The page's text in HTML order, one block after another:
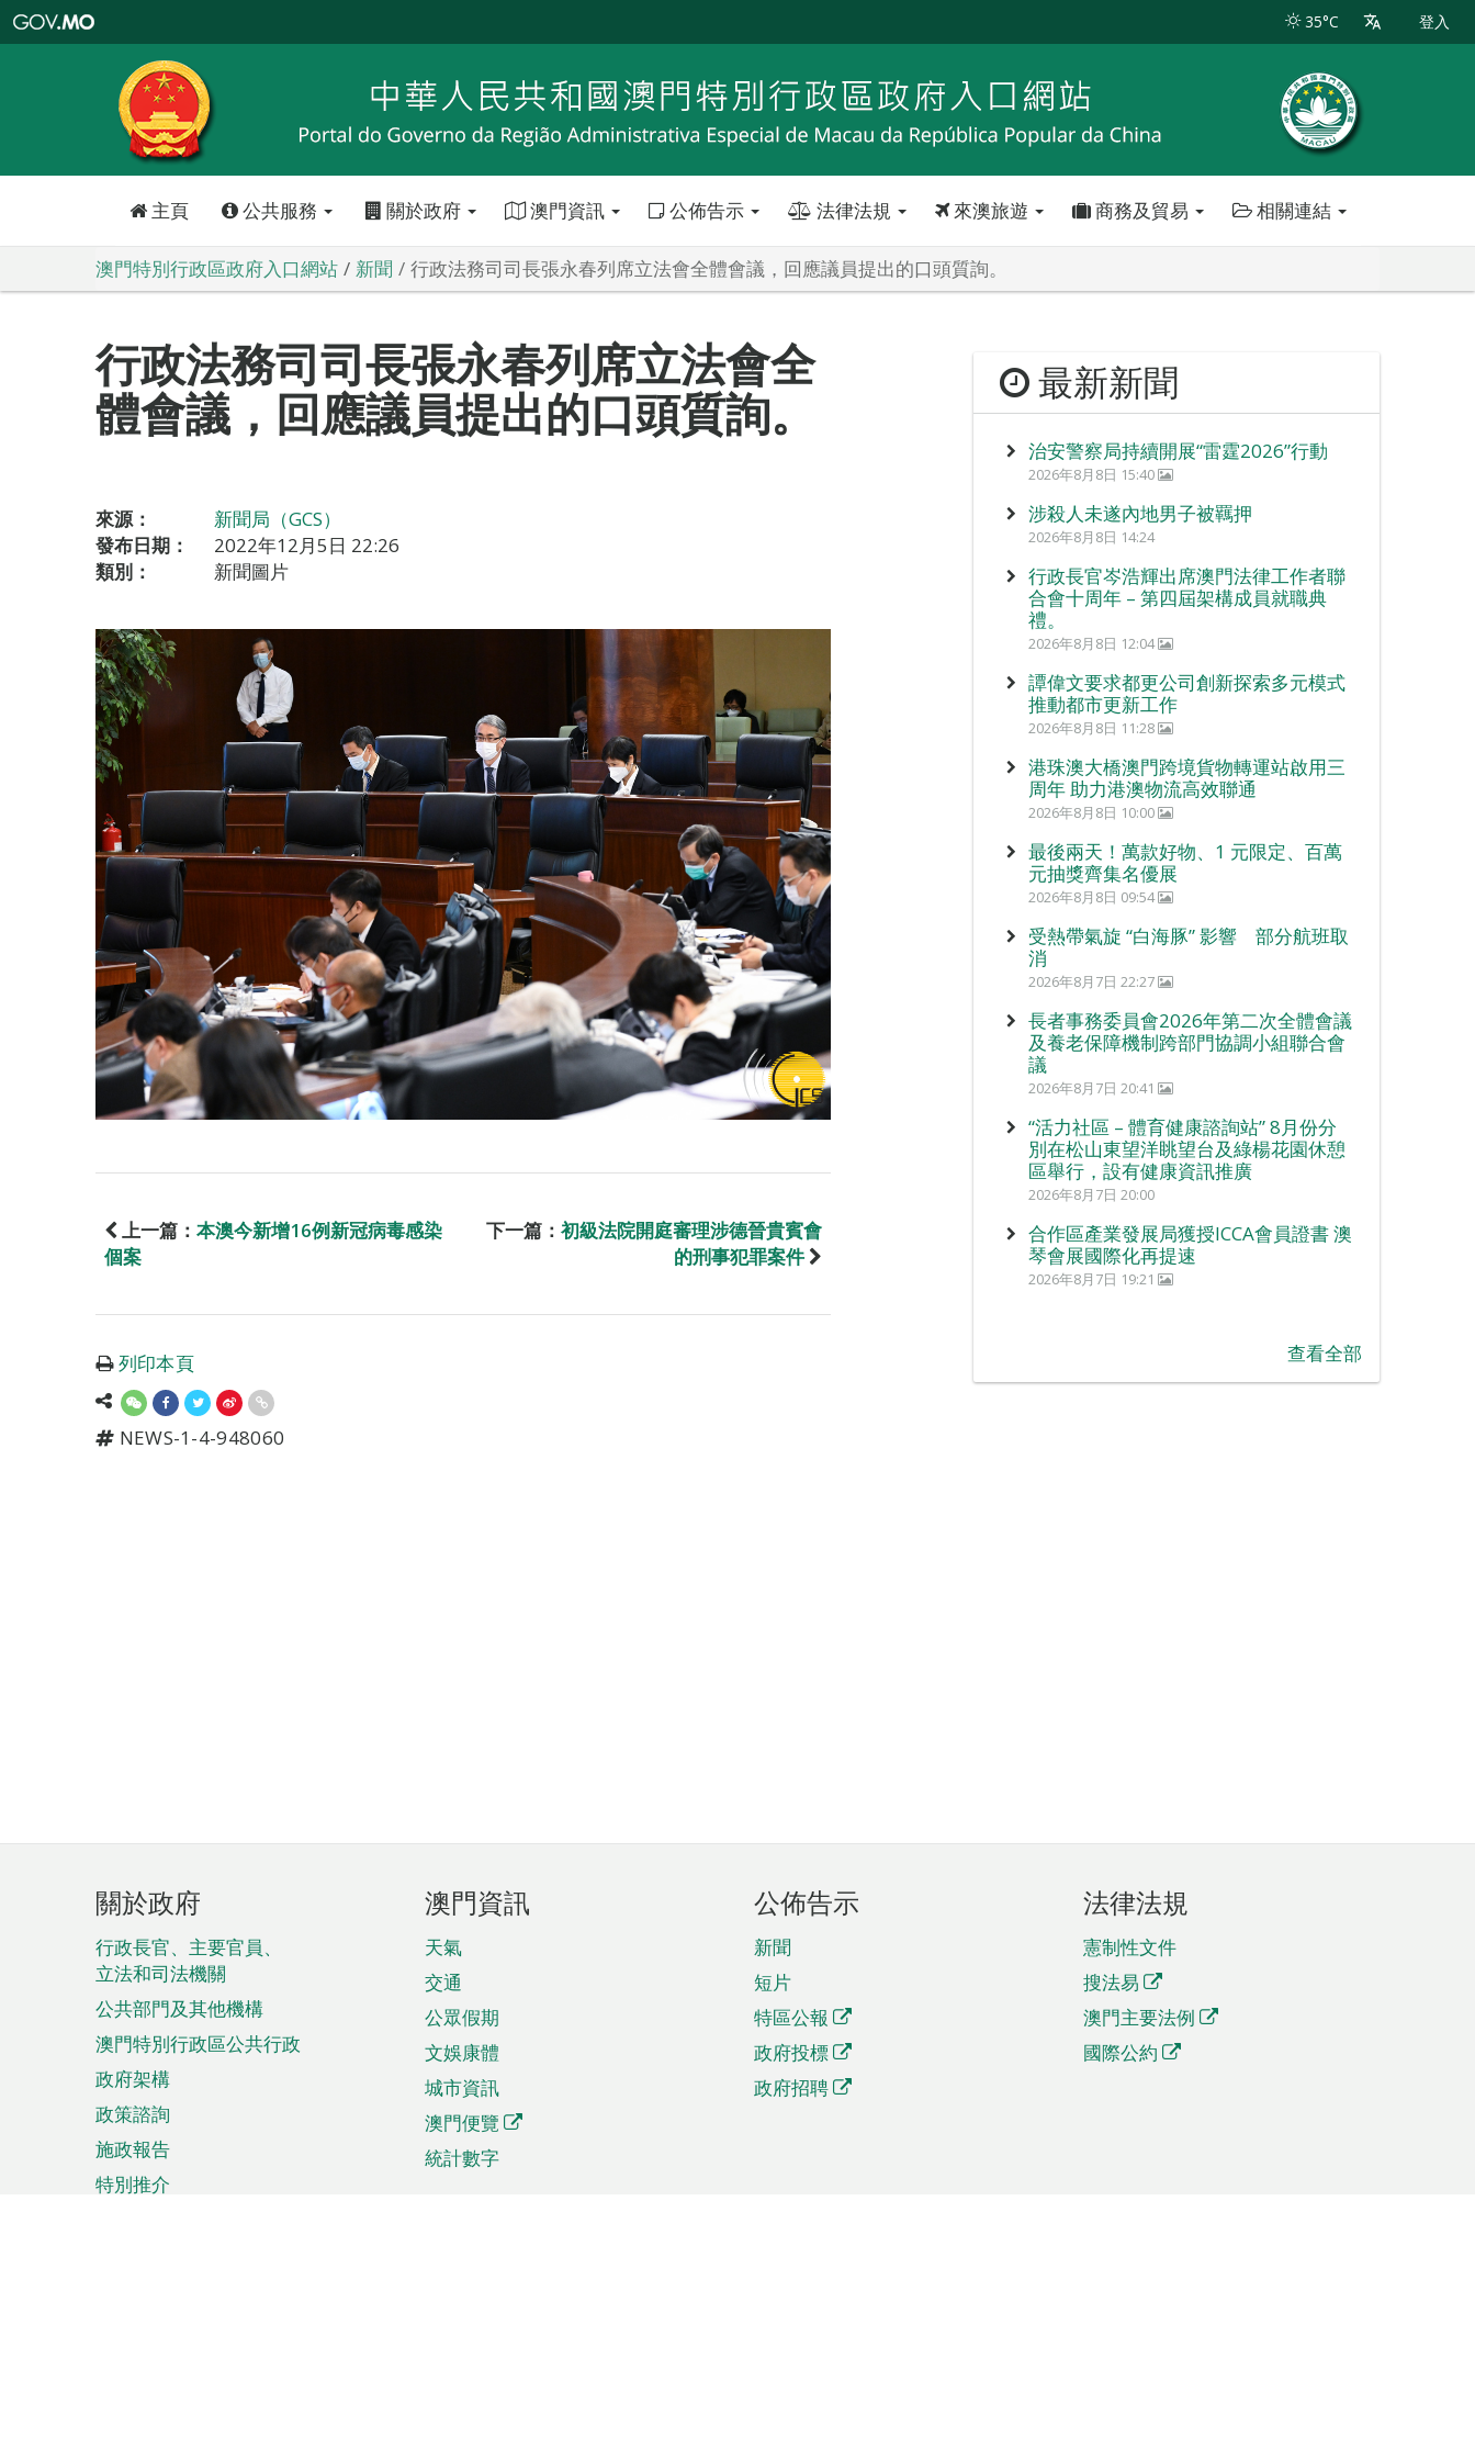
特
政
區
政
口
35°C 登入
主頁 公共服務 關於政府 澳門資訊 公佈告示 法律法規 來澳旅遊 商務及貿易 相關連結
澳門特別行政區政府入口網站 新聞 行政法務司司長張永春列席立法會全體會議，回應議員提出的口頭質詢。
行政法務司司長張永春列席立法會全
體會議，回應議員提出的口頭質詢。
來源：
新聞局（GCS）
發布日期：
2022年12月5日 22:26
類別：
新聞圖片
上一篇： 本澳今新增16例新冠病毒感染
個案
下一篇： 初級法院開庭審理涉德晉貴賓會
的刑事犯罪案件
列印本頁
NEWS-1-4-948060
最新新聞
治安警察局持續開展“雷霆2026”行動
2026年8月8日 15:40
涉殺人未遂內地男子被羈押
2026年8月8日 14:24
行政長官岑浩輝出席澳門法律工作者聯
合會十周年 – 第四屆架構成員就職典
禮。
2026年8月8日 12:04
譚偉文要求都更公司創新探索多元模式
推動都市更新工作
2026年8月8日 11:28
港珠澳大橋澳門跨境貨物轉運站啟用三
周年 助力港澳物流高效聯通
2026年8月8日 10:00
最後兩天！萬款好物、1 元限定、百萬
元抽獎齊集名優展
2026年8月8日 09:54
受熱帶氣旋 “白海豚” 影響 部分航班取
消
2026年8月7日 22:27
長者事務委員會2026年第二次全體會議
及養老保障機制跨部門協調小組聯合會
議
2026年8月7日 20:41
“活力社區 – 體育健康諮詢站” 8月份分
別在松山東望洋眺望台及綠楊花園休憩
區舉行，設有健康資訊推廣
2026年8月7日 20:00
合作區產業發展局獲授ICCA會員證書 澳
琴會展國際化再提速
2026年8月7日 19:21
查看全部
頁
腳
菜
單
關於政府
行政長官、主要官員、
立法和司法機關
公共部門及其他機構
澳門特別行政區公共行政
政府架構
政策諮詢
施政報告
特別推介
澳門資訊
天氣
交通
公眾假期
文娛康體
城市資訊
澳門便覽
統計數字
公佈告示
新聞
短片
特區公報
政府投標
政府招聘
法律法規
憲制性文件
搜法易
澳門主要法例
國際公約